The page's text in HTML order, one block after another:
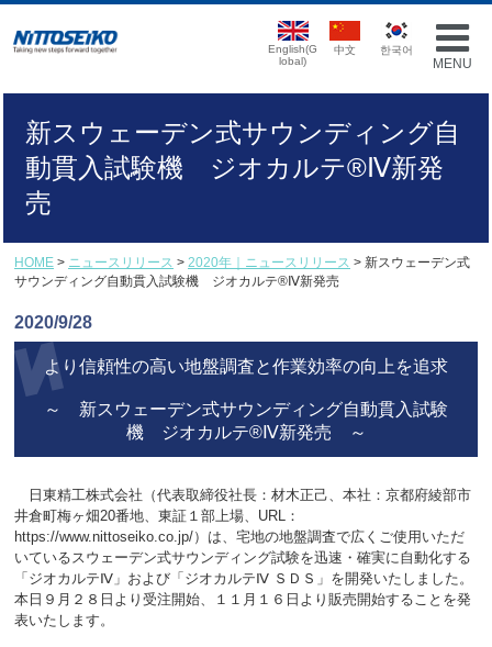
MENU
English(G
lobal)
中文 한국어
新スウェーデン式サウンディング自
動貫入試験機 ジオカルテ®Ⅳ新発
売
HOME > ニュースリリース > 2020年｜ニュースリリース > 新スウェーデン式
サウンディング自動貫入試験機 ジオカルテ®Ⅳ新発売
2020/9/28
より信頼性の高い地盤調査と作業効率の向上を追求
～ 新スウェーデン式サウンディング自動貫入試験
機
ジオカルテ®Ⅳ新発売 ～
日東精工株式会社（代表取締役社長：材木正己、本社：京都府綾部市
井倉町梅ヶ畑20番地、東証１部上場、URL：
https://www.nittoseiko.co.jp/）は、 宅地の地盤調査で広くご使用いただ
いているスウェーデン式サウンディング試験を迅速・確実に自動化する
「ジオカルテⅣ」および「ジオカルテⅣ ＳＤＳ」を開発いたしました。
本日９月２８日より受注開始、１１月１６日より販売開始することを発
表いたします。